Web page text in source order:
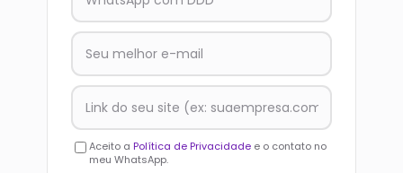
Aceito a Política de Privacidade e o contato no
meu WhatsApp.